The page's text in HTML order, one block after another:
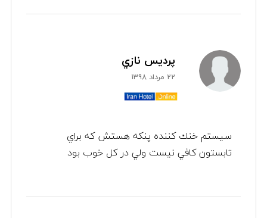
پرديس نازي
22 مرداد 1398
سيستم خنك كننده پنكه هستش كه براي
تابستون كافي نيست ولي در كل خوب بود